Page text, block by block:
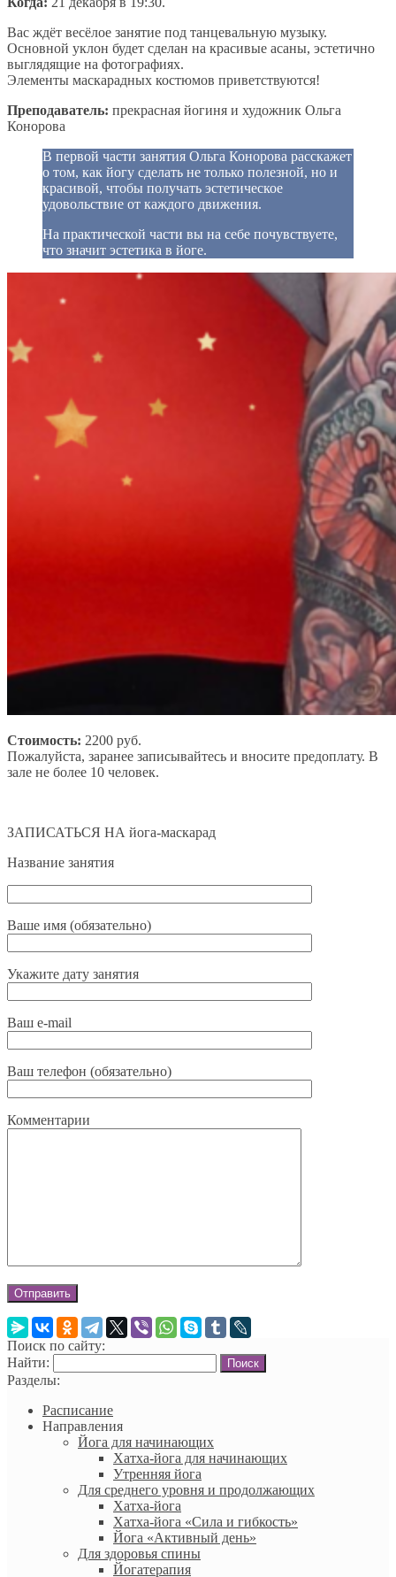
Вас ждёт весёлое занятие под танцевальную музыку.
Основной уклон будет сделан на красивые асаны, эстетично
выглядящие на фотографиях.
Элементы маскарадных костюмов приветствуются!
Преподаватель: прекрасная йогиня и художник Ольга
Конорова
В первой части занятия Ольга Конорова расскажет
о том, как йогу сделать не только полезной, но и
красивой, чтобы получать эстетическое
удовольствие от каждого движения.
На практической части вы на себе почувствуете,
что значит эстетика в йоге.
Стоимость: 2200 руб.
Пожалуйста, заранее записывайтесь и вносите предоплату. В
зале не более 10 человек.
ЗАПИСАТЬСЯ НА йога-маскарад
Название занятия
Ваше имя (обязательно)
Укажите дату занятия
Ваш e-mail
Ваш телефон (обязательно)
Комментарии
Поиск по сайту:
Найти:
Разделы:
Расписание
Направления
Йога для начинающих
Хатха-йога для начинающих
Утренняя йога
Для среднего уровня и продолжающих
Хатха-йога
Хатха-йога «Сила и гибкость»
Йога «Активный день»
Для здоровья спины
Йогатерапия